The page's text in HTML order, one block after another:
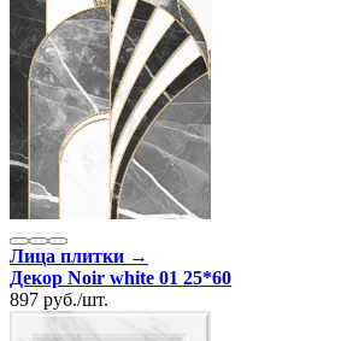
Лица плитки →
Декор Noir white 01 25*60
897 руб./шт.